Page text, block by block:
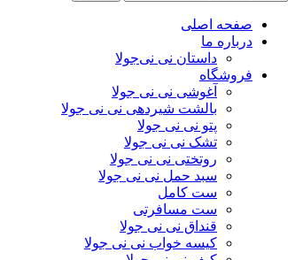
صفحه اصلی
درباره ما
داستان نی نی‌جولا
فروشگاه
آغوشی نی نی جولا
بالشت شیردهی نی نی جولا
پتو نی نی جولا
تشک نی نی جولا
روتختی نی نی جولا
سبد حمل نی نی جولا
ست کامل
ست مسافرتی
قنداق نی نی جولا
کیسه خواب نی نی جولا